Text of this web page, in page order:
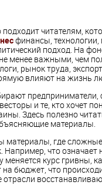
подходит читателям,
финансы, технологии,
подход. На
менее важными, чем
рынок труда,
влияют на жизнь
предприниматели,
и те, кто хочет
Здесь полезно
материалы.
материалы, где
Например, что означает
меняется курс гривны,
бюджет, что